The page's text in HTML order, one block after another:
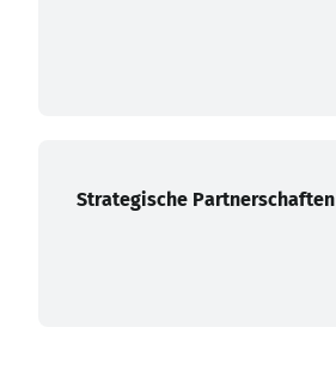
Strategische Partnerschaften